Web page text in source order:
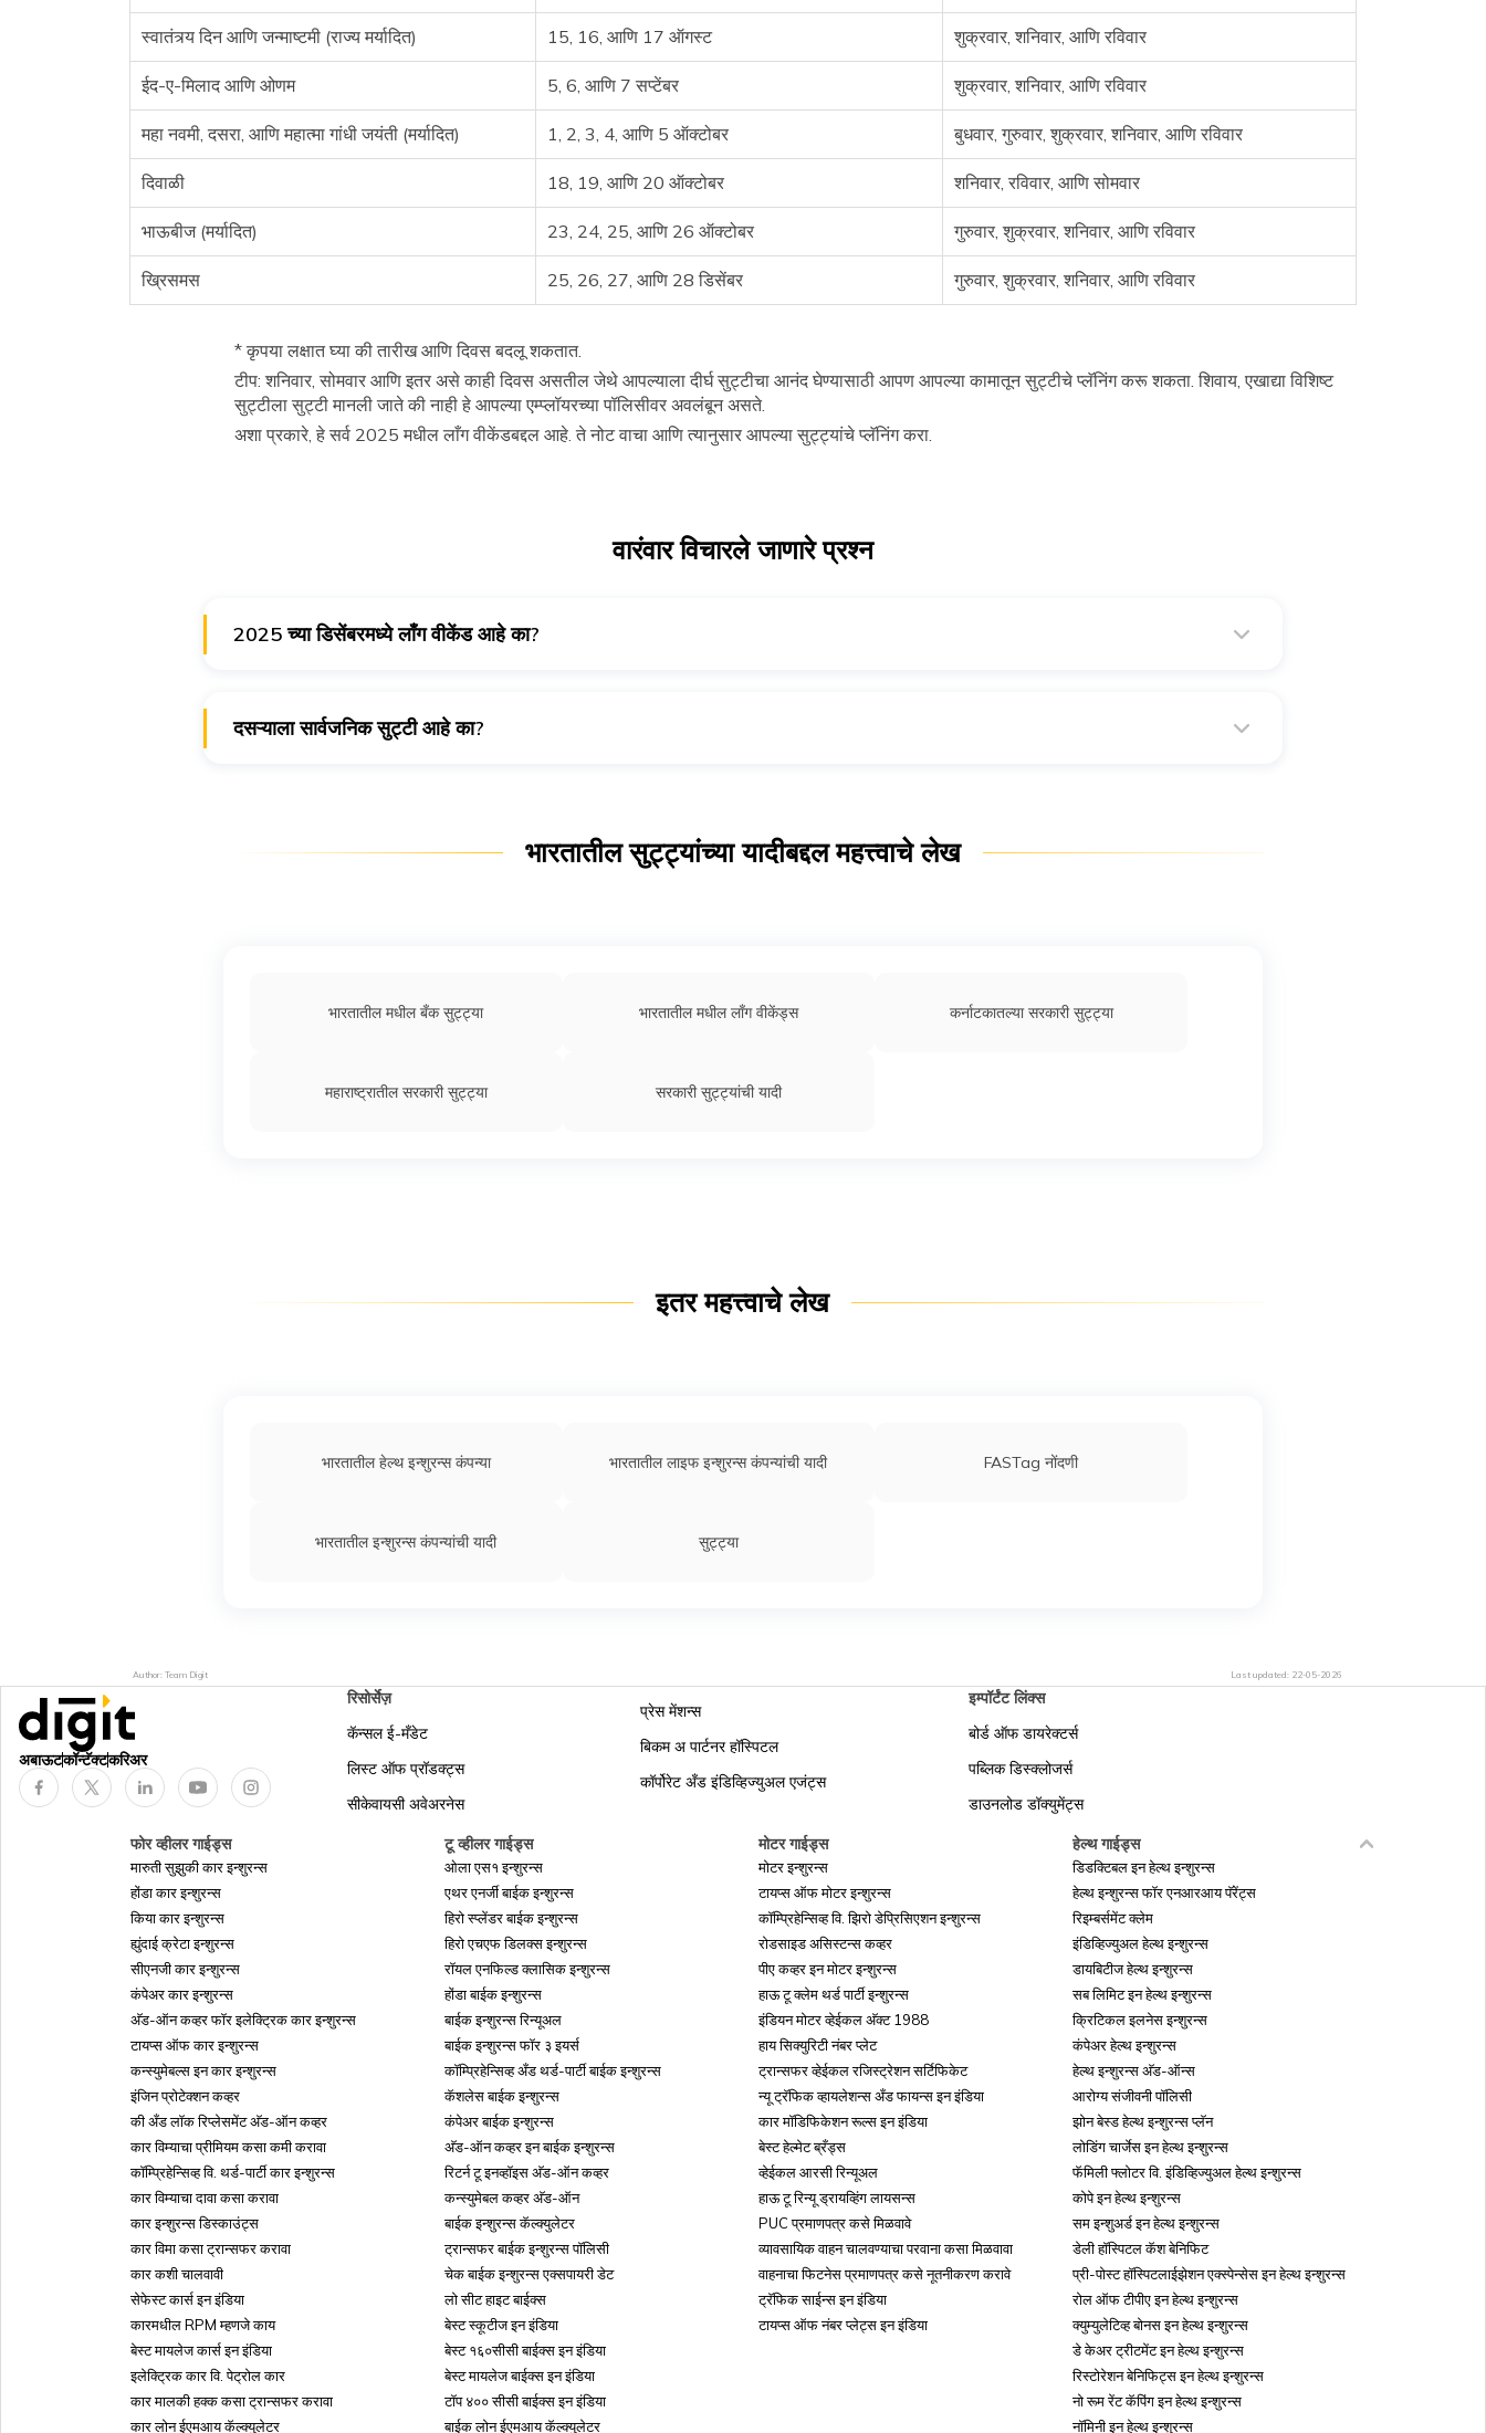
स्वातंत्र्य दिन आणि जन्माष्टमी (राज्य मर्यादित) 15, 16, आणि 17 ऑगस्ट शुक्रवार, शनिवार, आणि रविवार
ईद-ए-मिलाद आणि ओणम 5, 6, आणि 7 सप्टेंबर शुक्रवार, शनिवार, आणि रविवार
महा नवमी, दसरा, आणि महात्मा गांधी जयंती (मर्यादित) 1, 2, 3, 4, आणि 5 ऑक्टोबर बुधवार, गुरुवार, शुक्रवार, शनिवार, आणि रविवार
दिवाळी 18, 19, आणि 20 ऑक्टोबर शनिवार, रविवार, आणि सोमवार
भाऊबीज (मर्यादित) 23, 24, 25, आणि 26 ऑक्टोबर गुरुवार, शुक्रवार, शनिवार, आणि रविवार
ख्रिसमस 25, 26, 27, आणि 28 डिसेंबर गुरुवार, शुक्रवार, शनिवार, आणि रविवार
* कृपया लक्षात घ्या की तारीख आणि दिवस बदलू शकतात.
टीप: शनिवार, सोमवार आणि इतर असे काही दिवस असतील जेथे आपल्याला दीर्घ सुट्टीचा आनंद घेण्यासाठी आपण आपल्या कामातून सुट्टीचे प्लॅनिंग करू शकता. शिवाय, एखाद्या विशिष्ट
सुट्टीला सुट्टी मानली जाते की नाही हे आपल्या एम्प्लॉयरच्या पॉलिसीवर अवलंबून असते.
अशा प्रकारे, हे सर्व 2025 मधील लाँग वीकेंडबद्दल आहे. ते नोट वाचा आणि त्यानुसार आपल्या सुट्ट्यांचे प्लॅनिंग करा.
वारंवार विचारले जाणारे प्रश्न
2025 च्या डिसेंबरमध्ये लाँग वीकेंड आहे का?
दसऱ्याला सार्वजनिक सुट्टी आहे का?
भारतातील सुट्ट्यांच्या यादीबद्दल महत्त्वाचे लेख
भारतातील मधील बँक सुट्ट्या भारतातील मधील लाँग वीकेंड्स कर्नाटकातल्या सरकारी सुट्ट्या
महाराष्ट्रातील सरकारी सुट्ट्या सरकारी सुट्ट्यांची यादी
इतर महत्त्वाचे लेख
भारतातील हेल्थ इन्शुरन्स कंपन्या भारतातील लाइफ इन्शुरन्स कंपन्यांची यादी FASTag नोंदणी
भारतातील इन्शुरन्स कंपन्यांची यादी सुट्ट्या
Author: Team Digit Last updated: 22-05-2026
अबाऊटकॉन्टॅक्टकरिअर
रिसोर्सेज़
कॅन्सल ई-मँडेट
लिस्ट ऑफ प्रॉडक्ट्स
सीकेवायसी अवेअरनेस
प्रेस मेंशन्स
बिकम अ पार्टनर हॉस्पिटल
कॉर्पोरेट अँड इंडिव्हिज्युअल एजंट्स
इम्पॉर्टंट लिंक्स
बोर्ड ऑफ डायरेक्टर्स
पब्लिक डिस्क्लोजर्स
डाउनलोड डॉक्युमेंट्स
फोर व्हीलर गाईड्स
मारुती सुझुकी कार इन्शुरन्स
होंडा कार इन्शुरन्स
किया कार इन्शुरन्स
ह्युंदाई क्रेटा इन्शुरन्स
सीएनजी कार इन्शुरन्स
कंपेअर कार इन्शुरन्स
अ‍ॅड-ऑन कव्हर फॉर इलेक्ट्रिक कार इन्शुरन्स
टायप्स ऑफ कार इन्शुरन्स
कन्स्युमेबल्स इन कार इन्शुरन्स
इंजिन प्रोटेक्शन कव्हर
की अँड लॉक रिप्लेसमेंट अ‍ॅड-ऑन कव्हर
कार विम्याचा प्रीमियम कसा कमी करावा
कॉम्प्रिहेन्सिव्ह वि. थर्ड-पार्टी कार इन्शुरन्स
कार विम्याचा दावा कसा करावा
कार इन्शुरन्स डिस्काउंट्स
कार विमा कसा ट्रान्सफर करावा
कार कशी चालवावी
सेफेस्ट कार्स इन इंडिया
कारमधील RPM म्हणजे काय
बेस्ट मायलेज कार्स इन इंडिया
इलेक्ट्रिक कार वि. पेट्रोल कार
कार मालकी हक्क कसा ट्रान्सफर करावा
कार लोन ईएमआय कॅल्क्युलेटर
टू व्हीलर गाईड्स
ओला एस१ इन्शुरन्स
एथर एनर्जी बाईक इन्शुरन्स
हिरो स्प्लेंडर बाईक इन्शुरन्स
हिरो एचएफ डिलक्स इन्शुरन्स
रॉयल एनफिल्ड क्लासिक इन्शुरन्स
होंडा बाईक इन्शुरन्स
बाईक इन्शुरन्स रिन्यूअल
बाईक इन्शुरन्स फॉर ३ इयर्स
कॉम्प्रिहेन्सिव्ह अँड थर्ड-पार्टी बाईक इन्शुरन्स
कॅशलेस बाईक इन्शुरन्स
कंपेअर बाईक इन्शुरन्स
अ‍ॅड-ऑन कव्हर इन बाईक इन्शुरन्स
रिटर्न टू इनव्हॉइस अ‍ॅड-ऑन कव्हर
कन्स्युमेबल कव्हर अ‍ॅड-ऑन
बाईक इन्शुरन्स कॅल्क्युलेटर
ट्रान्सफर बाईक इन्शुरन्स पॉलिसी
चेक बाईक इन्शुरन्स एक्सपायरी डेट
लो सीट हाइट बाईक्स
बेस्ट स्कूटीज इन इंडिया
बेस्ट १६०सीसी बाईक्स इन इंडिया
बेस्ट मायलेज बाईक्स इन इंडिया
टॉप ४०० सीसी बाईक्स इन इंडिया
बाईक लोन ईएमआय कॅल्क्युलेटर
मोटर गाईड्स
मोटर इन्शुरन्स
टायप्स ऑफ मोटर इन्शुरन्स
कॉम्प्रिहेन्सिव्ह वि. झिरो डेप्रिसिएशन इन्शुरन्स
रोडसाइड असिस्टन्स कव्हर
पीए कव्हर इन मोटर इन्शुरन्स
हाऊ टू क्लेम थर्ड पार्टी इन्शुरन्स
इंडियन मोटर व्हेईकल अ‍ॅक्ट 1988
हाय सिक्युरिटी नंबर प्लेट
ट्रान्सफर व्हेईकल रजिस्ट्रेशन सर्टिफिकेट
न्यू ट्रॅफिक व्हायलेशन्स अँड फायन्स इन इंडिया
कार मॉडिफिकेशन रूल्स इन इंडिया
बेस्ट हेल्मेट ब्रँड्स
व्हेईकल आरसी रिन्यूअल
हाऊ टू रिन्यू ड्रायव्हिंग लायसन्स
PUC प्रमाणपत्र कसे मिळवावे
व्यावसायिक वाहन चालवण्याचा परवाना कसा मिळवावा
वाहनाचा फिटनेस प्रमाणपत्र कसे नूतनीकरण करावे
ट्रॅफिक साईन्स इन इंडिया
टायप्स ऑफ नंबर प्लेट्स इन इंडिया
हेल्थ गाईड्स
डिडक्टिबल इन हेल्थ इन्शुरन्स
हेल्थ इन्शुरन्स फॉर एनआरआय पॅरेंट्स
रिइम्बर्समेंट क्लेम
इंडिव्हिज्युअल हेल्थ इन्शुरन्स
डायबिटीज हेल्थ इन्शुरन्स
सब लिमिट इन हेल्थ इन्शुरन्स
क्रिटिकल इलनेस इन्शुरन्स
कंपेअर हेल्थ इन्शुरन्स
हेल्थ इन्शुरन्स अ‍ॅड-ऑन्स
आरोग्य संजीवनी पॉलिसी
झोन बेस्ड हेल्थ इन्शुरन्स प्लॅन
लोडिंग चार्जेस इन हेल्थ इन्शुरन्स
फॅमिली फ्लोटर वि. इंडिव्हिज्युअल हेल्थ इन्शुरन्स
कोपे इन हेल्थ इन्शुरन्स
सम इन्शुअर्ड इन हेल्थ इन्शुरन्स
डेली हॉस्पिटल कॅश बेनिफिट
प्री-पोस्ट हॉस्पिटलाईझेशन एक्स्पेन्सेस इन हेल्थ इन्शुरन्स
रोल ऑफ टीपीए इन हेल्थ इन्शुरन्स
क्युम्युलेटिव्ह बोनस इन हेल्थ इन्शुरन्स
डे केअर ट्रीटमेंट इन हेल्थ इन्शुरन्स
रिस्टोरेशन बेनिफिट्स इन हेल्थ इन्शुरन्स
नो रूम रेंट कॅपिंग इन हेल्थ इन्शुरन्स
नॉमिनी इन हेल्थ इन्शुरन्स